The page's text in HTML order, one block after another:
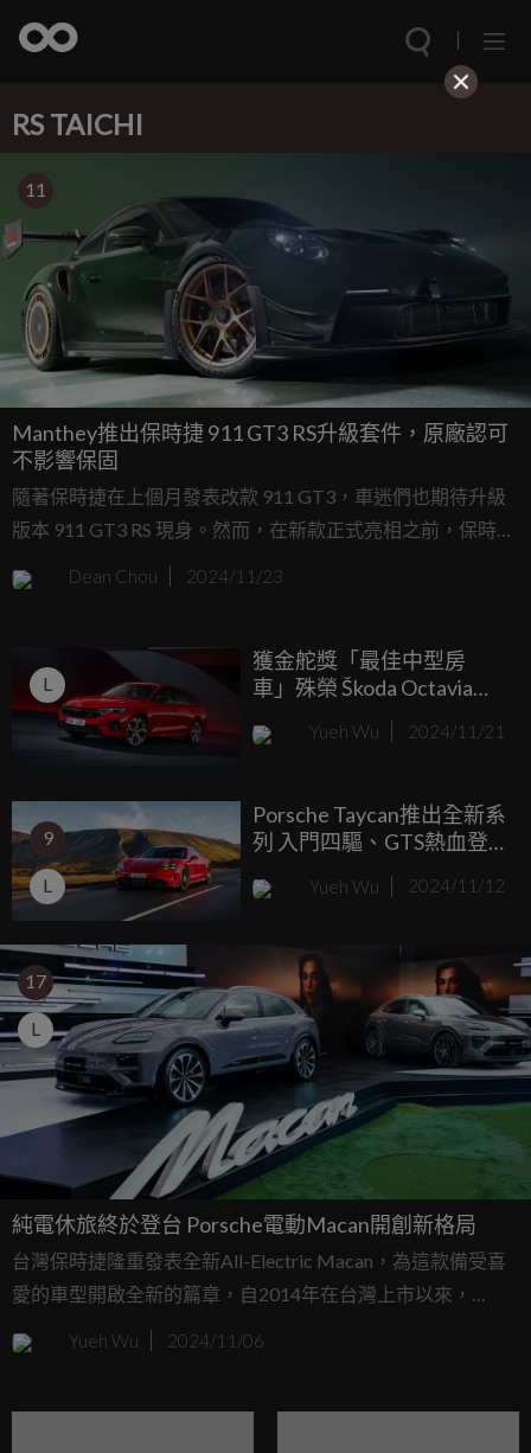
RS TAICHI
11
Manthey推出保時捷 911 GT3 RS升級套件，原廠認可
不影響保固
隨著保時捷在上個月發表改款 911 GT3，車迷們也期待升級
版本 911 GT3 RS 現身。然而，在新款正式亮相之前，保時捷
的合作夥伴Manthey改裝品牌為現行款911 GT3 RS 提供一套
經過工廠認可的空氣動力套件。這次升級不僅具備保時捷官
2013 年起便持有Manthey超過一半51%的股份。
Dean Chou 2024/11/23
L
獲金舵獎「最佳中型房
車」殊榮 Škoda Octavia
Combi RS真的讚！
Yueh Wu 2024/11/21
9
L
Porsche Taycan推出全新系
列 入門四驅、GTS熱血登
Yueh Wu 2024/11/12
17
L
純電休旅終於登台 Porsche電動Macan開創新格局
台灣保時捷隆重發表全新All-Electric Macan，為這款備受喜
愛的車型開啟全新的篇章，自2014年在台灣上市以來，
Macan為Porsche保時捷拓展了視野，將卓越性能與日常實用
性完美結合，深受追求極致駕馭且渴望探索無限可能的車主
Yueh Wu 2024/11/06